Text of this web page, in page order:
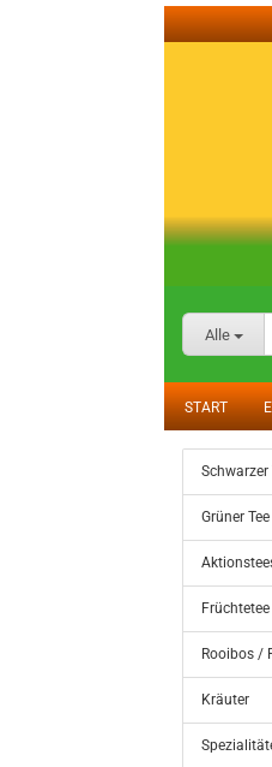
Alle
START
Schwarzer
Grüner Tee
Früchtetee
Rooibos /
Kräuter